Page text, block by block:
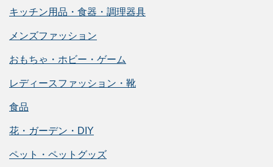
キッチン用品・食器・調理器具
メンズファッション
おもちゃ・ホビー・ゲーム
レディースファッション・靴
食品
花・ガーデン・DIY
ペット・ペットグッズ